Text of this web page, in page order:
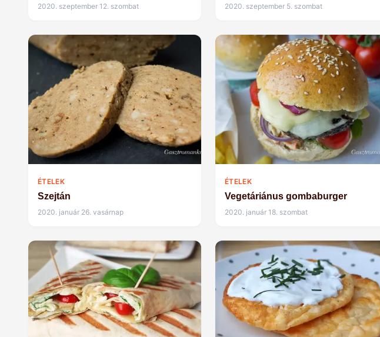
2020. szeptember 12. szombat 2020. szeptember 5. szombat
ÉTELEK
Szejtán
2020. január 26. vasárnap
ÉTELEK
Vegetáriánus gombaburger
2020. január 18. szombat